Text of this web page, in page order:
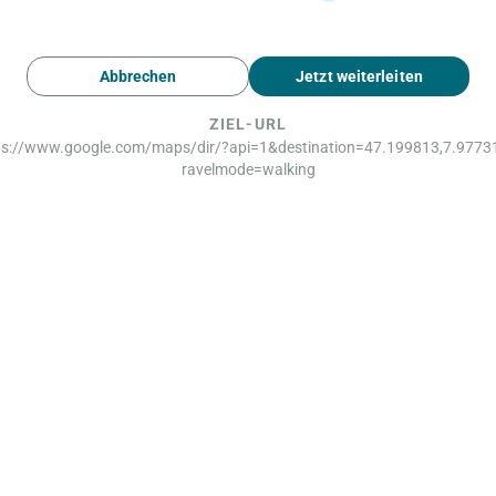
Abbrechen Jetzt weiterleiten
ZIEL-URL
www.google.com/maps/dir/
ravelmode=walking